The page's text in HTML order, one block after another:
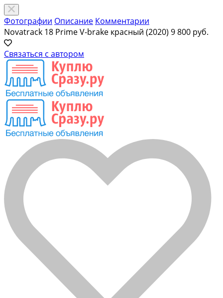
Фотографии Описание Комментарии
Novatrack 18 Prime V-brake красный (2020) 9 800 руб.
Связаться с автором